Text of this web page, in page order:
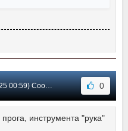
Сообщение #20 0
инструмента "рука"